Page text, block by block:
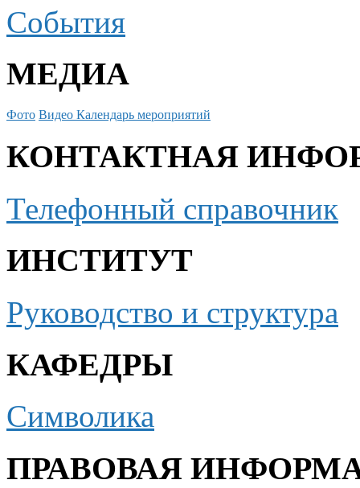
События
МЕДИА
Фото Видео Календарь мероприятий
КОНТАКТНАЯ
Телефонный справочник
ИНСТИТУТ
Руководство и структура
КАФЕДРЫ
Символика
ПРАВОВАЯ